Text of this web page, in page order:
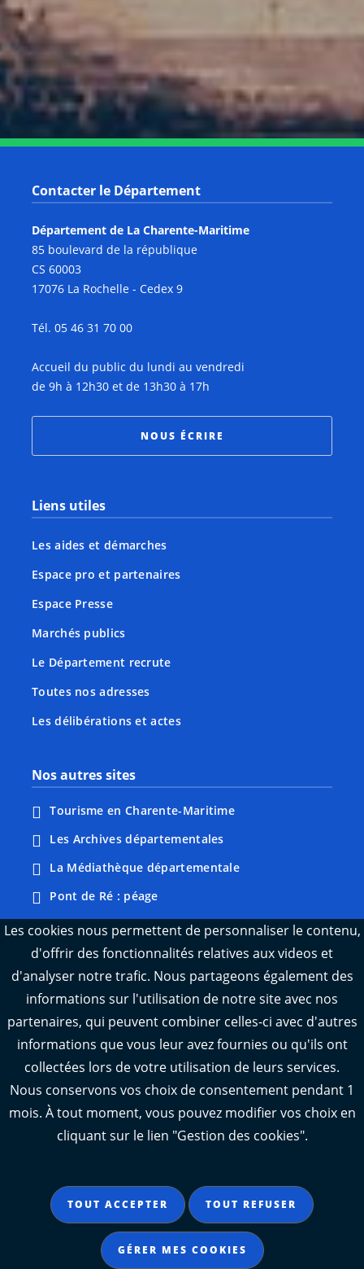
Contacter le Département
Département de La Charente-Maritime
85 boulevard de la république
CS 60003
17076 La Rochelle - Cedex 9
Tél. 05 46 31 70 00
Accueil du public du lundi au vendredi
de 9h à 12h30 et de 13h30 à 17h
NOUS ÉCRIRE
Liens utiles
Les aides et démarches
Espace pro et partenaires
Espace Presse
Marchés publics
Le Département recrute
Toutes nos adresses
Les délibérations et actes
Nos autres sites
Tourisme en Charente-Maritime
Les Archives départementales
La Médiathèque départementale
Pont de Ré : péage
Webcams : Ré info trafic
Webcams : Oléron info trafic
Manger 17
L'Observatoire des territoires de Charente-
Maritime
Accessibilité : partiellement conforme
Mentions légales
Données personnelles
Gestion des cookies
Contact
Les cookies nous permettent de personnaliser le contenu,
d'offrir des fonctionnalités relatives aux videos et
d'analyser notre trafic. Nous partageons également des
informations sur l'utilisation de notre site avec nos
partenaires, qui peuvent combiner celles-ci avec d'autres
informations que vous leur avez fournies ou qu'ils ont
collectées lors de votre utilisation de leurs services.
Nous conservons vos choix de consentement pendant 1
mois. À tout moment, vous pouvez modifier vos choix en
cliquant sur le lien "Gestion des cookies".
TOUT ACCEPTER TOUT REFUSER
GÉRER MES COOKIES